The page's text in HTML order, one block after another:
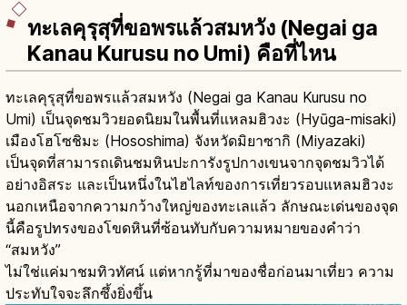
ทะเลคุรุสุที่ขอพรแล้วสมหวัง (Negai ga
Kanau Kurusu no Umi) คือที่ไหน
ทะเลคุรุสุที่ขอพรแล้วสมหวัง (Negai ga Kanau Kurusu no
Umi) เป็นจุดชมวิวยอดนิยมในพื้นที่แหลมฮิวงะ (Hyūga-misaki)
เมืองโฮโซชิมะ (Hososhima) จังหวัดมิยาซากิ (Miyazaki)
เป็นจุดที่สามารถเดินชมหินปะการังรูปกางเขนจากจุดชมวิวได้
อย่างอิสระ และเป็นหนึ่งในไฮไลท์ของการเที่ยวรอบแหลมฮิวงะ
นอกเหนือจากความกว้างใหญ่ของทะเลแล้ว ลักษณะเด่นของจุด
นี้คือรูปทรงของโขดหินที่ซ้อนทับกับความหมายของคำว่า
“สมหวัง”
ไม่ใช่แค่มาชมทิวทัศน์ แต่หากรู้ที่มาของชื่อก่อนมาเที่ยว ความ
ประทับใจจะลึกซึ้งยิ่งขึ้น